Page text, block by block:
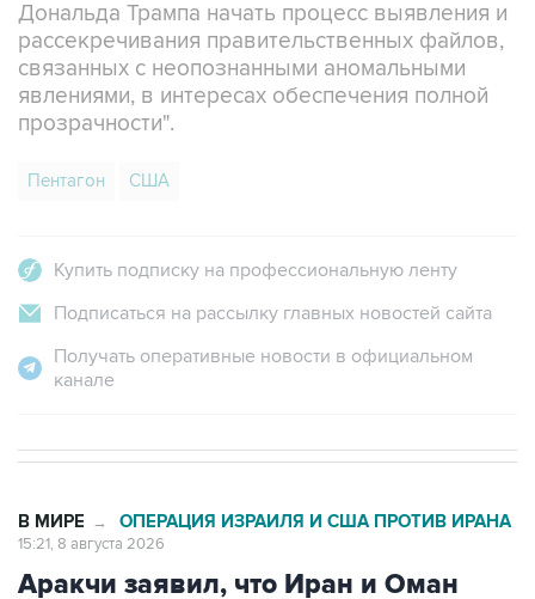
Дональда Трампа начать процесс выявления и
рассекречивания правительственных файлов,
связанных с неопознанными аномальными
явлениями, в интересах обеспечения полной
прозрачности".
Пентагон США
Купить подписку на профессиональную ленту
Подписаться на рассылку главных новостей сайта
Получать оперативные новости в официальном
канале
В МИРЕ → ОПЕРАЦИЯ ИЗРАИЛЯ И США ПРОТИВ ИРАНА
15:21, 8 августа 2026
Аракчи заявил, что Иран и Оман